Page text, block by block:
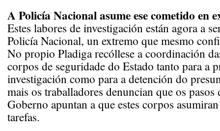
A Policía Nacional asume ese cometido en
Estes labores de investigación están agora a
Policía Nacional, un extremo que mesmo
No propio Pladiga recóllese a coordinación
corpos de seguridade do Estado tanto para a
investigación como para a detención do
mais os traballadores denuncian que os pasos
Goberno apuntan a que estes corpos
tarefas.